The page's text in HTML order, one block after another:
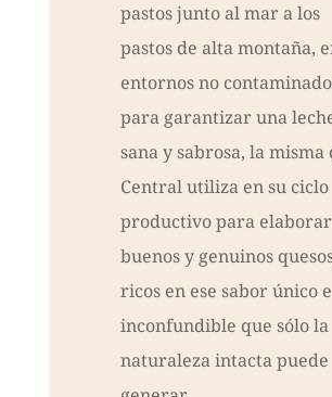
pastos junto al mar a los
pastos de alta montaña,
entornos no
para garantizar una
sana y sabrosa, la misma
Central utiliza en su ciclo
productivo para elaborar
buenos y genuinos
ricos en ese sabor único e
inconfundible que sólo la
naturaleza intacta puede